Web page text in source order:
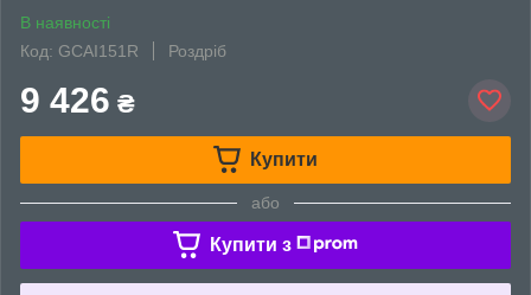
В наявності
Код: GCAI151R
Роздріб
9 426 ₴
Купити
або
Купити з